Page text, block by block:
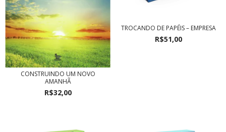
CONSTRUINDO UM NOVO
AMANHÃ
R$32,00
TROCANDO DE PAPÉIS – EMPRESA
R$51,00